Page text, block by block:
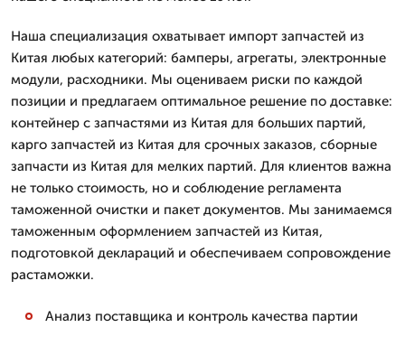
Наша специализация охватывает импорт запчастей из
Китая любых категорий: бамперы, агрегаты, электронные
модули, расходники. Мы оцениваем риски по каждой
позиции и предлагаем оптимальное решение по доставке:
контейнер с запчастями из Китая для больших партий,
карго запчастей из Китая для срочных заказов, сборные
запчасти из Китая для мелких партий. Для клиентов важна
не только стоимость, но и соблюдение регламента
таможенной очистки и пакет документов. Мы занимаемся
таможенным оформлением запчастей из Китая,
подготовкой деклараций и обеспечиваем сопровождение
растаможки.
Анализ поставщика и контроль качества партии